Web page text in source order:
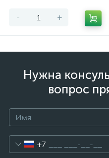
- +
Нужна
вопрос
+7